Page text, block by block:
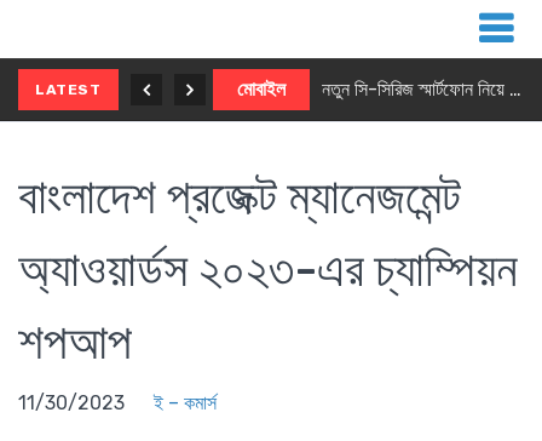
LATEST মোবাইল নতুন সি-সিরিজ স্মার্টফোন নিয়ে আসছে রিয়েলমি
বাংলাদেশ প্রজেক্ট ম্যানেজমেন্ট
অ্যাওয়ার্ডস ২০২৩-এর চ্যাম্পিয়ন
শপআপ
11/30/2023 ই – কমার্স